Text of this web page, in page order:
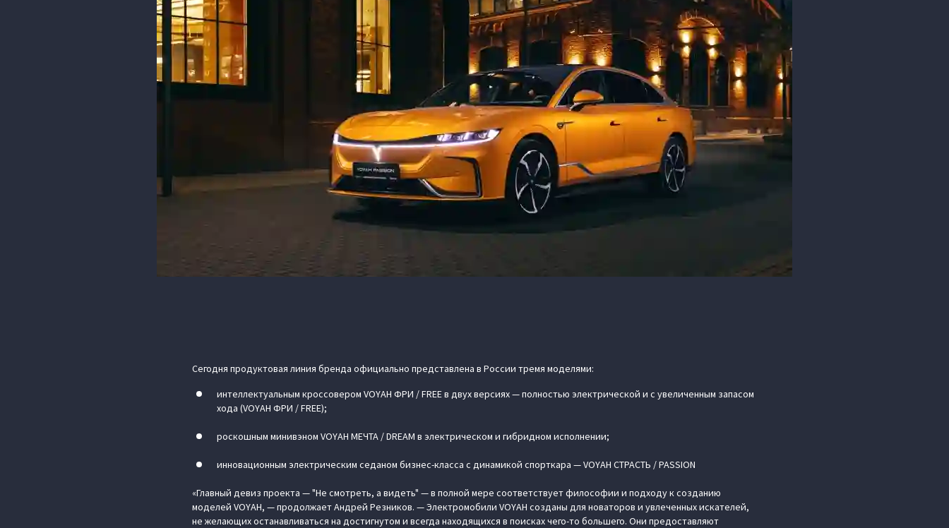
Сегодня продуктовая линия бренда официально представлена в России тремя моделями:
интеллектуальным кроссовером VOYAH ФРИ / FREE в двух версиях — полностью электрической и с увеличенным запасом
хода (VOYAH ФРИ / FREE);
роскошным минивэном VOYAH МЕЧТА / DREAM в электрическом и гибридном исполнении;
инновационным электрическим седаном бизнес-класса с динамикой спорткара — VOYAH СТРАСТЬ / PASSION
«Главный девиз проекта — "Не смотреть, а видеть" — в полной мере соответствует философии и подходу к созданию
моделей VOYAH, — продолжает Андрей Резников. — Электромобили VOYAH созданы для новаторов и увлеченных искателей,
не желающих останавливаться на достигнутом и всегда находящихся в поисках чего-то большего. Они предоставляют